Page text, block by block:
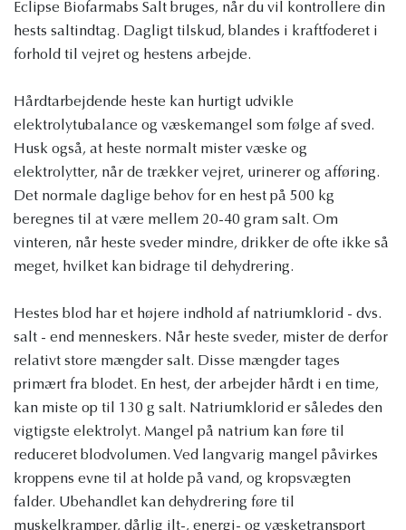
Eclipse Biofarmabs Salt bruges, når du vil kontrollere din
hests saltindtag. Dagligt tilskud, blandes i kraftfoderet i
forhold til vejret og hestens arbejde.
Hårdtarbejdende heste kan hurtigt udvikle
elektrolytubalance og væskemangel som følge af sved.
Husk også, at heste normalt mister væske og
elektrolytter, når de trækker vejret, urinerer og afføring.
Det normale daglige behov for en hest på 500 kg
beregnes til at være mellem 20-40 gram salt. Om
vinteren, når heste sveder mindre, drikker de ofte ikke så
meget, hvilket kan bidrage til dehydrering.
Hestes blod har et højere indhold af natriumklorid - dvs.
salt - end menneskers. Når heste sveder, mister de derfor
relativt store mængder salt. Disse mængder tages
primært fra blodet. En hest, der arbejder hårdt i en time,
kan miste op til 130 g salt. Natriumklorid er således den
vigtigste elektrolyt. Mangel på natrium kan føre til
reduceret blodvolumen. Ved langvarig mangel påvirkes
kroppens evne til at holde på vand, og kropsvægten
falder. Ubehandlet kan dehydrering føre til
muskelkramper, dårlig ilt-, energi- og væsketransport